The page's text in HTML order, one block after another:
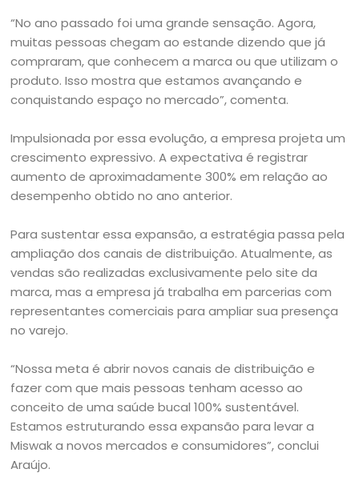
“No ano passado foi uma grande sensação. Agora,
muitas pessoas chegam ao estande dizendo que já
compraram, que conhecem a marca ou que utilizam o
produto. Isso mostra que estamos avançando e
conquistando espaço no mercado”, comenta.
Impulsionada por essa evolução, a empresa projeta um
crescimento expressivo. A expectativa é registrar
aumento de aproximadamente 300% em relação ao
desempenho obtido no ano anterior.
Para sustentar essa expansão, a estratégia passa pela
ampliação dos canais de distribuição. Atualmente, as
vendas são realizadas exclusivamente pelo site da
marca, mas a empresa já trabalha em parcerias com
representantes comerciais para ampliar sua presença
no varejo.
“Nossa meta é abrir novos canais de distribuição e
fazer com que mais pessoas tenham acesso ao
conceito de uma saúde bucal 100% sustentável.
Estamos estruturando essa expansão para levar a
Miswak a novos mercados e consumidores”, conclui
Araújo.